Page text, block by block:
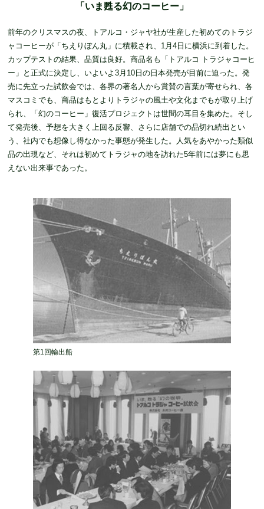
「いま甦る幻のコーヒー」
前年のクリスマスの夜、トアルコ・ジャヤ社が生産した初めてのトラジ
ャコーヒーが「ちえりぼん丸」に積載され、1月4日に横浜に到着した。
カップテストの結果、品質は良好。商品名も「トアルコ トラジャコーヒ
ー」と正式に決定し、いよいよ3月10日の日本発売が目前に迫った。発
売に先立った試飲会では、各界の著名人から賞賛の言葉が寄せられ、各
マスコミでも、商品はもとよりトラジャの風土や文化までもが取り上げ
られ、「幻のコーヒー」復活プロジェクトは世間の耳目を集めた。そし
て発売後、予想を大きく上回る反響、さらに店舗での品切れ続出とい
う、社内でも想像し得なかった事態が発生した。人気をあやかった類似
品の出現など、それは初めてトラジャの地を訪れた5年前には夢にも思
えない出来事であった。
第1回輸出船